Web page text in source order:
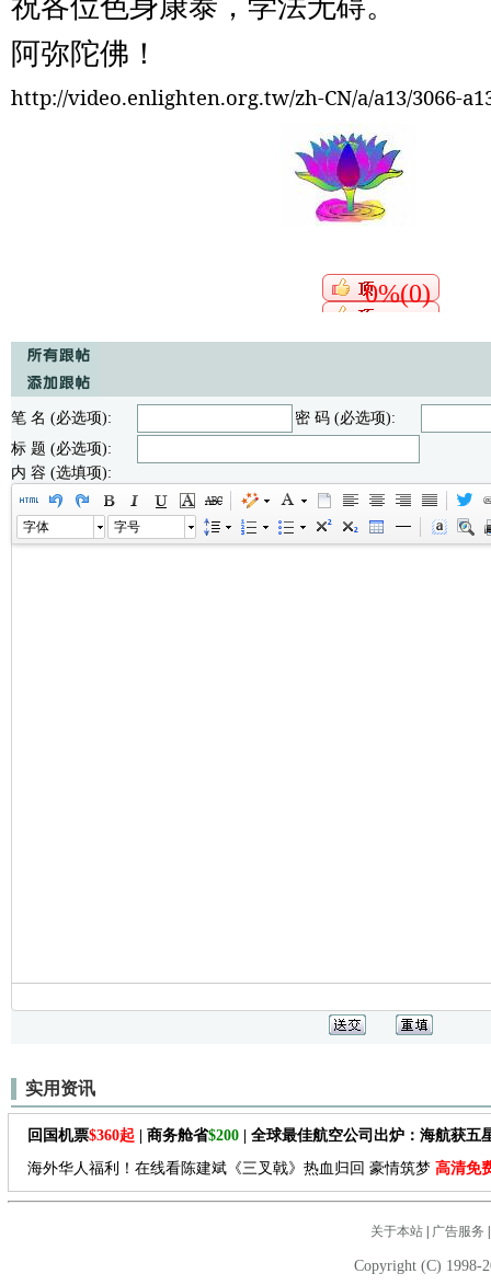
祝各位色身康泰，学法无碍。
阿弥陀佛！
http://video.enlighten.org.tw/zh-CN/a/a13/3066-
0%(0)
笔 名 (必选项):
密 码 (必选项):
标 题 (必选项):
内 容 (选填项):
字体 字号
实用资讯
回国机票$360起 | 商务舱省$200 | 全球最佳航空公司出炉：海航获五
海外华人福利！在线看陈建斌《三叉戟》热血归回 豪情筑梦 高清免
关于本站| 广告服务
Copyright (C) 1998-